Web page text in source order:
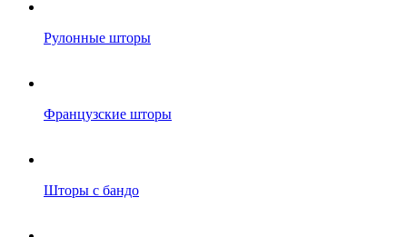
Рулонные шторы
Французские шторы
Шторы с бандо